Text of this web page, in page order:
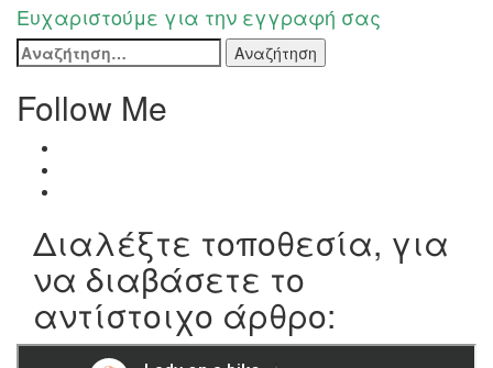
Ευχαριστούμε για την εγγραφή σας
Αναζήτηση
για:
Follow Me
Διαλέξτε τοποθεσία, για
να διαβάσετε το
αντίστοιχο άρθρο: